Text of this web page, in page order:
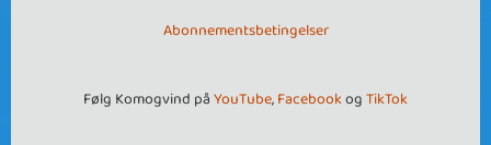
Abonnementsbetingelser
Følg Komogvind påYouTube,FacebookogTikTok